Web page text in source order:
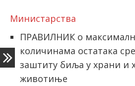
Министарства
ПРАВИЛНИК о
количинама остатака
заштиту биља у храни и
животиње